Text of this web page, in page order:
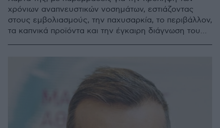
χρόνιων αναπνευστικών νοσημάτων, εστιάζοντας
στους εμβολιασμούς, την παχυσαρκία, το περιβάλλον,
τα καπνικά προϊόντα και την έγκαιρη διάγνωση του